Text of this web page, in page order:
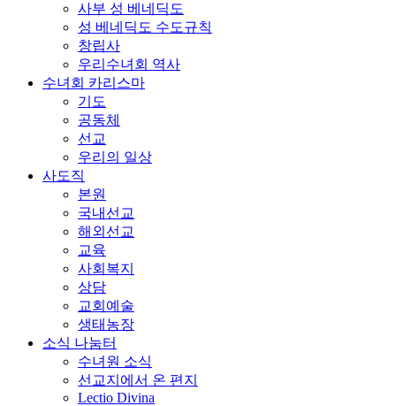
사부 성 베네딕도
성 베네딕도 수도규칙
창립사
우리수녀회 역사
수녀회 카리스마
기도
공동체
선교
우리의 일상
사도직
본원
국내선교
해외선교
교육
사회복지
상담
교회예술
생태농장
소식 나눔터
수녀원 소식
선교지에서 온 편지
Lectio Divina